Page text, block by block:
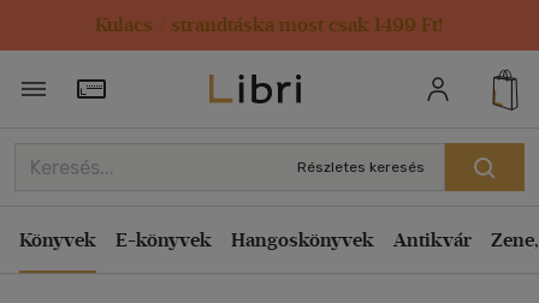
Kulacs / strandtáska most csak 1499 Ft!
Törzsvásárlói Kártya adatai
Részletes keresés
Könyvek E-könyvek Hangoskönyvek Antikvár